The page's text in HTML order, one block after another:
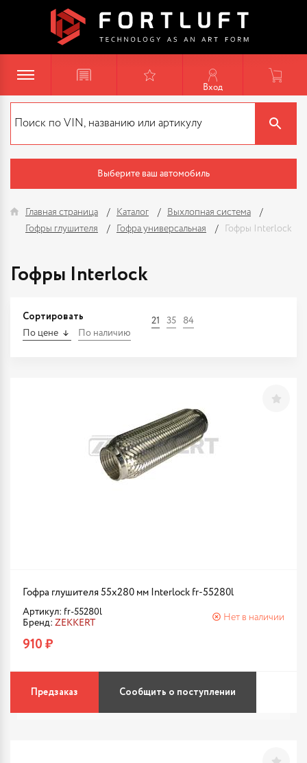
Вход
Выберите ваш автомобиль
Главная страница Каталог
Выхлопная система
Гофры глушителя
Гофра универсальная Гофры Interlock
Гофры Interlock
Сортировать
По цене По наличию
21 35 84
Гофра глушителя 55x280 мм Interlock fr-55280l
Артикул: fr-55280l
Бренд: ZEKKERT
Нет в наличии
910 ₽
Предзаказ Сообщить о поступлении